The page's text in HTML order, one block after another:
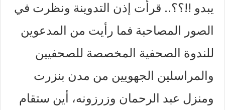
يبدو !!؟؟.. قرأت إذن التدوينة ونظرت في
الصور المصاحبة فما رأيت من المدعوين
للندوة الصحفية المخصصة للصحفيين
والمراسلين الجهويين من مدن بنزرت
ومنزل عبد الرحمان وزرزونه، أين ستقام